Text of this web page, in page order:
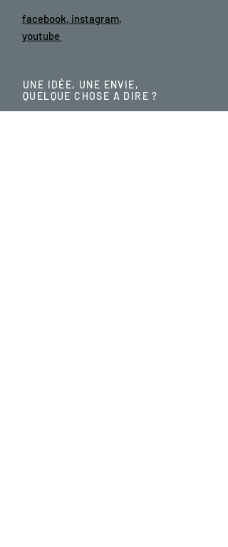
facebook, instagram,
youtube
UNE IDÉE, UNE ENVIE,
QUELQUE CHOSE A DIRE ?